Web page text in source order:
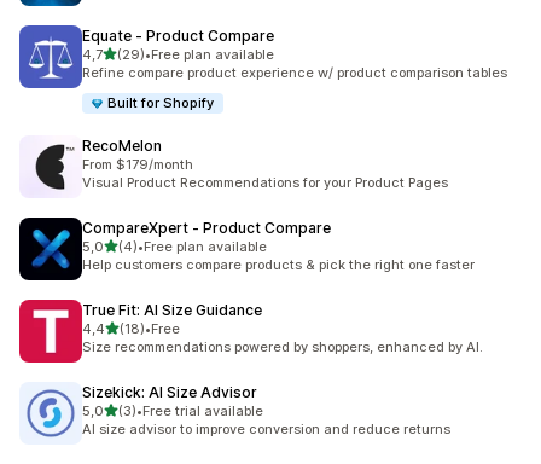
Equate ‑ Product Compare
4,7av 5 stjerner
(29)
Totalt 29 omtaler
•Free plan available
Refine compare product experience w/ product comparison tables
Built for Shopify
RecoMelon
From $179/month
Visual Product Recommendations for your Product Pages
CompareXpert ‑ Product Compare
5,0av 5 stjerner
(4)
Totalt 4 omtaler
•Free plan available
Help customers compare products & pick the right one faster
True Fit: AI Size Guidance
4,4av 5 stjerner
(18)
Totalt 18 omtaler
•Free
Size recommendations powered by shoppers, enhanced by AI.
Sizekick: AI Size Advisor
5,0av 5 stjerner
(3)
Totalt 3 omtaler
•Free trial available
AI size advisor to improve conversion and reduce returns